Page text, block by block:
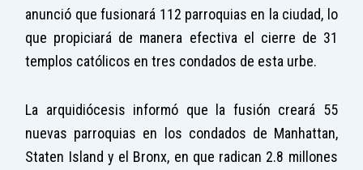
anunció que fusionará 112 parroquias en la ciudad, lo
que propiciará de manera efectiva el cierre de 31
templos católicos en tres condados de esta urbe.
La arquidiócesis informó que la fusión creará 55
nuevas parroquias en los condados de Manhattan,
Staten Island y el Bronx, en que radican 2.8 millones